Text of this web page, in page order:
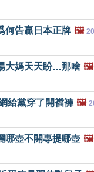
何告贏日本正牌 🖼️
大媽天天盼…那啥 🖼️
給黨穿了開襠褲 🖼️
哪壺不開專提哪壺 🖼️